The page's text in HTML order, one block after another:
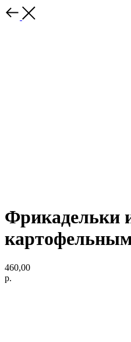
Фрикадельки
460,00
р.